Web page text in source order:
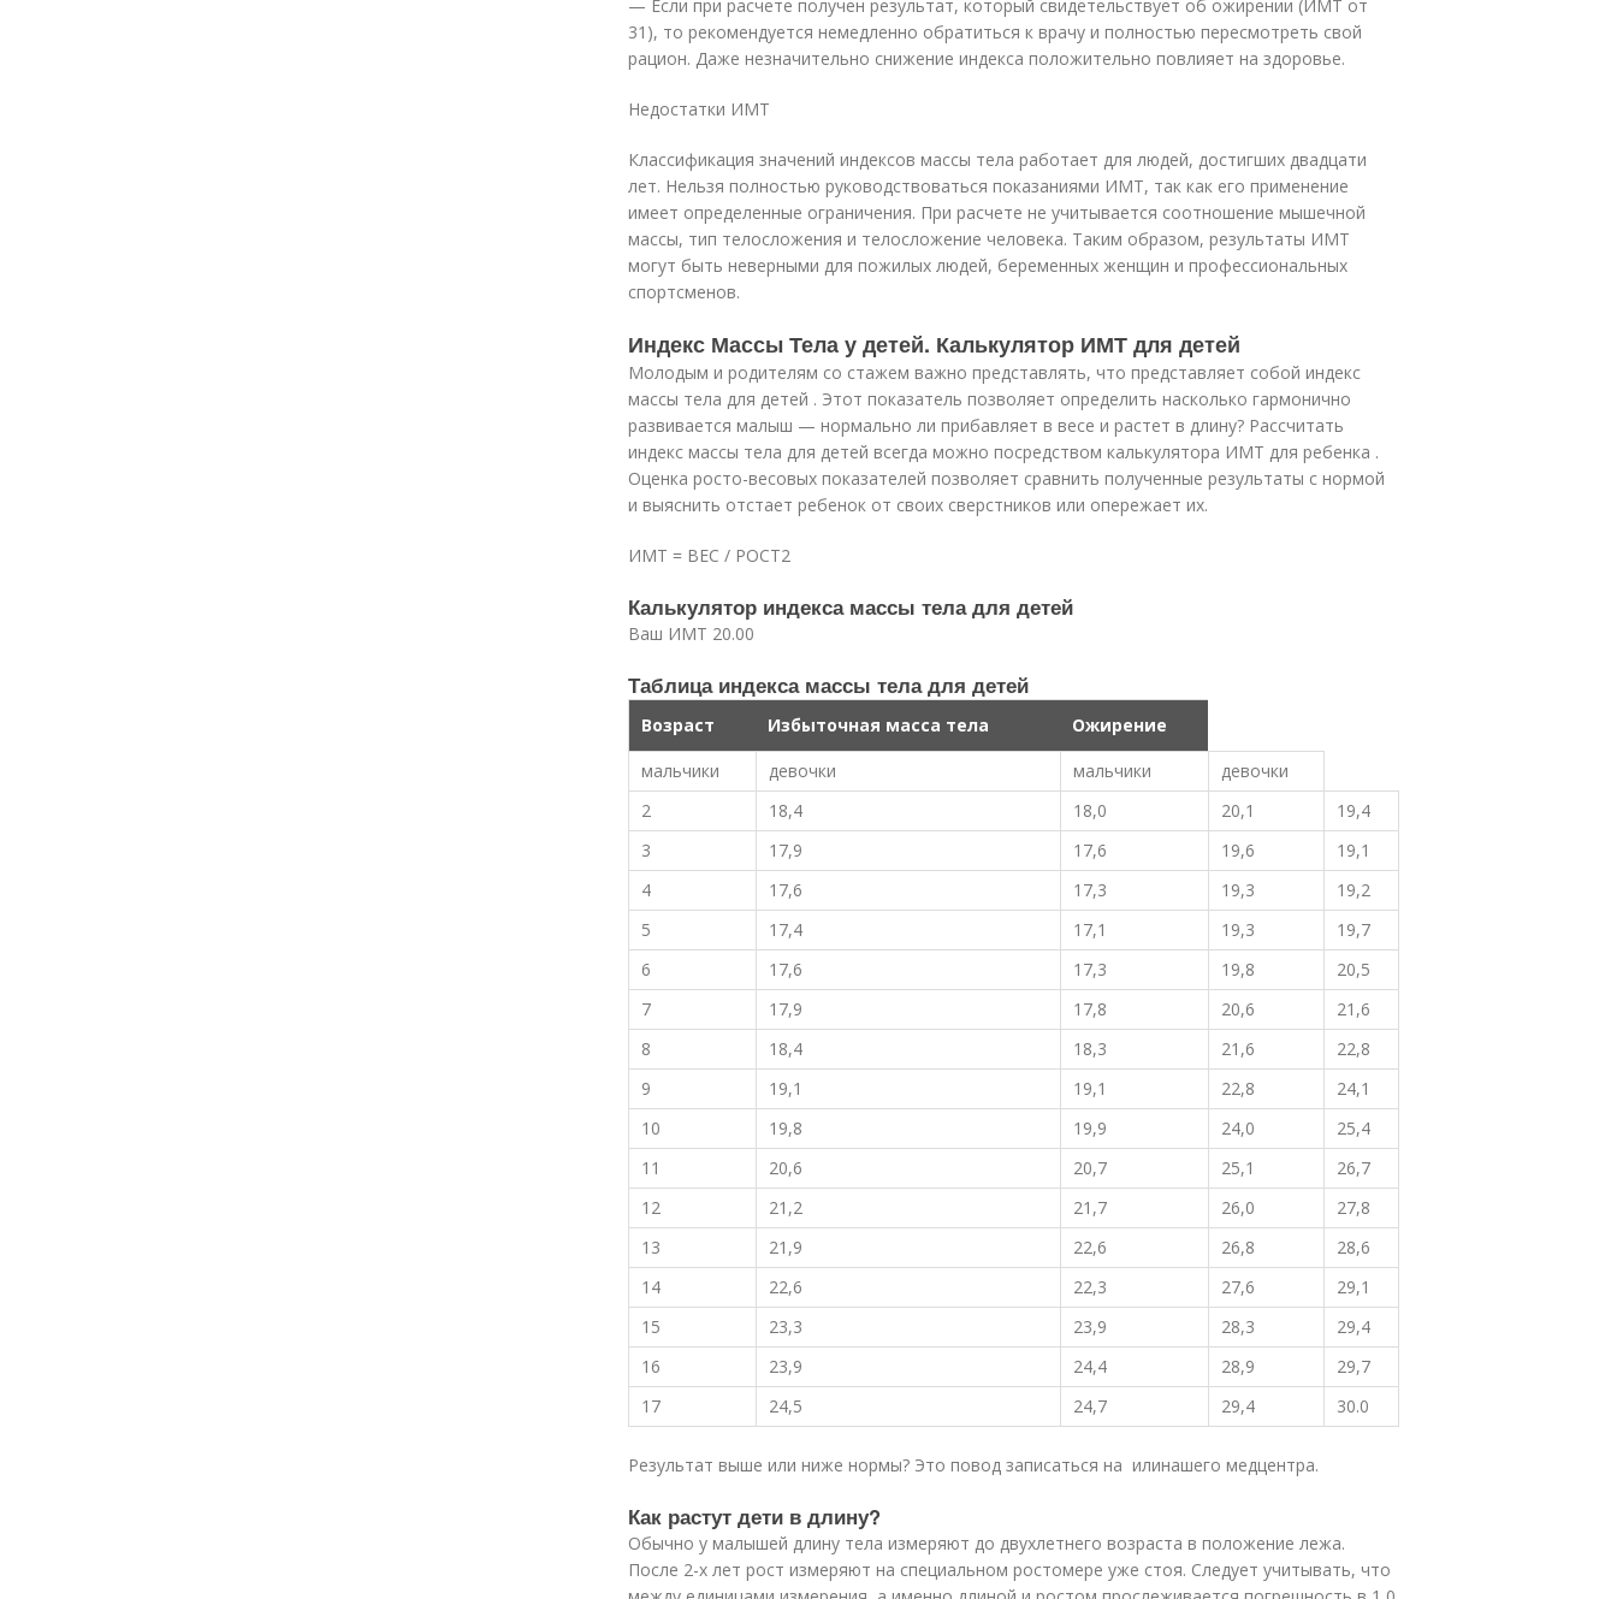
— Если при расчете получен результат, который свидетельствует об ожирении (ИМТ от
31), то рекомендуется немедленно обратиться к врачу и полностью пересмотреть свой
рацион. Даже незначительно снижение индекса положительно повлияет на здоровье.
Недостатки ИМТ
Классификация значений индексов массы тела работает для людей, достигших двадцати
лет. Нельзя полностью руководствоваться показаниями ИМТ, так как его применение
имеет определенные ограничения. При расчете не учитывается соотношение мышечной
массы, тип телосложения и телосложение человека. Таким образом, результаты ИМТ
могут быть неверными для пожилых людей, беременных женщин и профессиональных
спортсменов.
Индекс Массы Тела у детей. Калькулятор ИМТ для детей
Молодым и родителям со стажем важно представлять, что представляет собой индекс
массы тела для детей . Этот показатель позволяет определить насколько гармонично
развивается малыш — нормально ли прибавляет в весе и растет в длину? Рассчитать
индекс массы тела для детей всегда можно посредством калькулятора ИМТ для ребенка .
Оценка росто-весовых показателей позволяет сравнить полученные результаты с нормой
и выяснить отстает ребенок от своих сверстников или опережает их.
ИМТ = ВЕС / РОСТ2
Калькулятор индекса массы тела для детей
Ваш ИМТ 20.00
Таблица индекса массы тела для детей
Возраст Избыточная масса тела
Ожирение
мальчики
девочки мальчики
девочки
2
18,4 18,0 20,1
19,4
3
17,9 17,6 19,6
19,1
4
17,6 17,3 19,3
19,2
5
17,4 17,1 19,3
19,7
6
17,6 17,3 19,8
20,5
7
17,9 17,8 20,6
21,6
8
18,4 18,3 21,6
22,8
9
19,1 19,1 22,8
24,1
10
19,8 19,9 24,0
25,4
11
20,6 20,7 25,1
26,7
12
21,2 21,7 26,0
27,8
13
21,9 22,6 26,8
28,6
14
22,6 22,3 27,6
29,1
15
23,3 23,9 28,3
29,4
16
23,9 24,4 28,9
29,7
17
24,5 24,7 29,4 30.0
Результат выше или ниже нормы? Это повод записаться на илинашего медцентра.
Как растут дети в длину?
Обычно у малышей длину тела измеряют до двухлетнего возраста в положение лежа.
После 2-х лет рост измеряют на специальном ростомере уже стоя. Следует учитывать, что